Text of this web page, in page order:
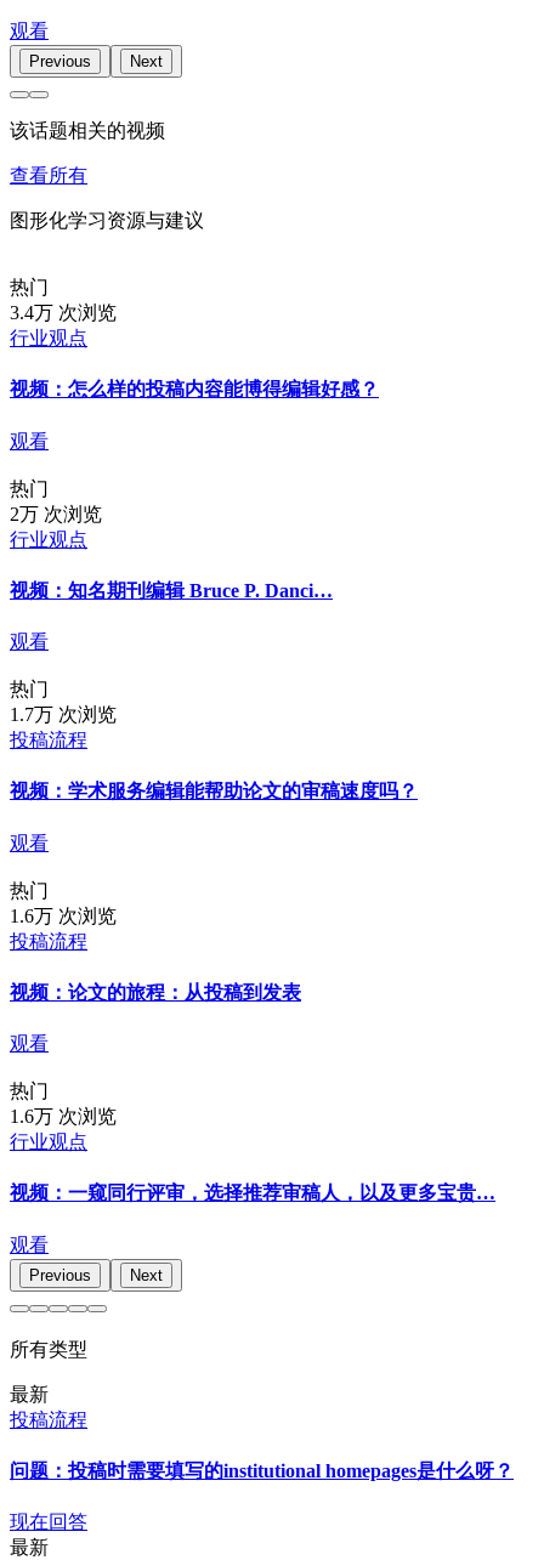
观看
Previous Next
该话题相关的视频
查看所有
图形化学习资源与建议
热门
3.4万 次浏览
行业观点
视频：怎么样的投稿内容能博得编辑好感？
观看
热门
2万 次浏览
行业观点
视频：知名期刊编辑 Bruce P. Danci…
观看
热门
1.7万 次浏览
投稿流程
视频：学术服务编辑能帮助论文的审稿速度吗？
观看
热门
1.6万 次浏览
投稿流程
视频：论文的旅程：从投稿到发表
观看
热门
1.6万 次浏览
行业观点
视频：一窥同行评审，选择推荐审稿人，以及更多宝贵…
观看
Previous Next
所有类型
最新
投稿流程
问题：投稿时需要填写的institutional homepages是什么呀？
现在回答
最新